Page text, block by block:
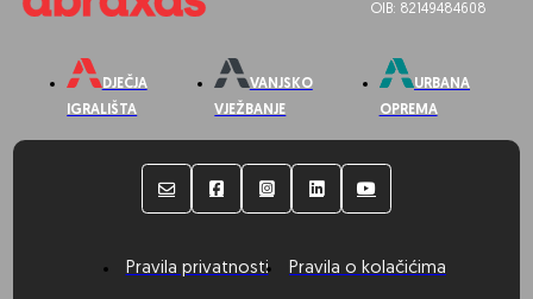
OIB: 82149484608
DJEČJA
IGRALIŠTA
VANJSKO
VJEŽBANJE
URBANA
OPREMA
Pravila privatnosti Pravila o kolačićima